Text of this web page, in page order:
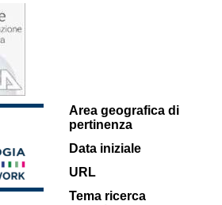
Area geografica di
pertinenza
Data iniziale
URL
Tema ricerca